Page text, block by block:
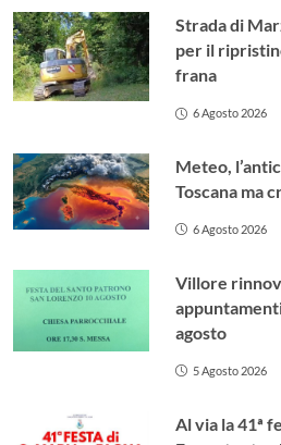
Strada di
per il
frana
6 Agosto 2026
Meteo,
Toscana ma
6 Agosto 2026
Villore
agosto
5 Agosto 2026
Al via la 41ª